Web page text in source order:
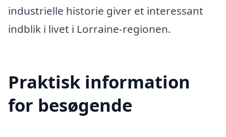
industrielle historie giver et interessant
indblik i livet i Lorraine-regionen.
Praktisk information
for besøgende